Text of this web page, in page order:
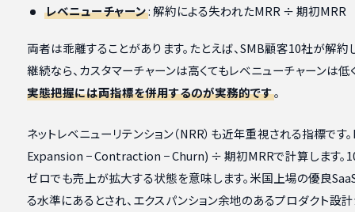
レベニューチャーン: 解約による失われたMRR ÷ 期初MRR
両者は乖離することがあります。たとえば、SMB顧客10社が解
継続なら、カスタマーチャーンは高くてもレベニューチャーンは低
実態把握には両指標を併用するのが実務的です。
ネットレベニューリテンション（NRR）も近年重視される指標です
Expansion − Contraction − Churn) ÷ 期初MRRで計算します。
ゼロでも売上が拡大する状態を意味します。米国上場の優良
る水準にあるとされ、エクスパンション余地のあるプロダクト設